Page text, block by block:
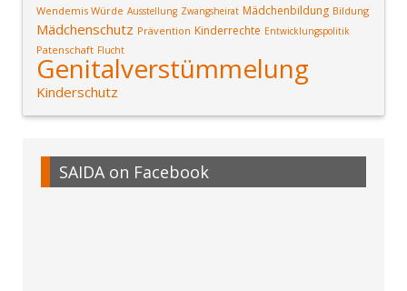
Wendemis Würde Ausstellung Zwangsheirat Mädchenbildung Bildung
Mädchenschutz Prävention Kinderrechte Entwicklungspolitik
Patenschaft Flucht
Genitalverstümmelung
Kinderschutz
SAIDA on Facebook